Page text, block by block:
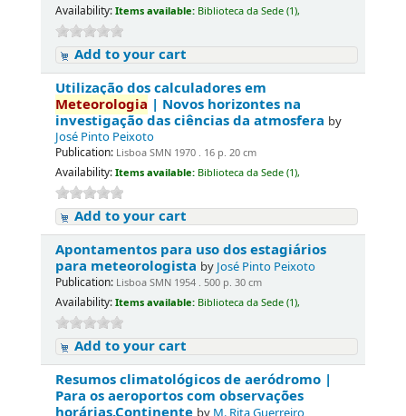
Availability: Items available: Biblioteca da Sede (1),
Add to your cart
Utilização dos calculadores em
Meteorologia | Novos horizontes na
investigação das ciências da atmosfera by
José Pinto Peixoto
Publication: Lisboa SMN 1970 . 16 p. 20 cm
Availability: Items available: Biblioteca da Sede (1),
Add to your cart
Apontamentos para uso dos estagiários
para meteorologista by José Pinto Peixoto
Publication: Lisboa SMN 1954 . 500 p. 30 cm
Availability: Items available: Biblioteca da Sede (1),
Add to your cart
Resumos climatológicos de aeródromo |
Para os aeroportos com observações
horárias.Continente